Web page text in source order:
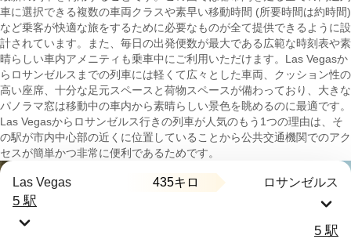
車に選択できる複数の車両クラスや素早い移動時間 (所要時間は約時間)
など乗客が快適な旅をするために必要なものが全て提供できるように設
計されています。また、毎日の出発便数が最大である広範な時刻表や素
晴らしい車内アメニティも乗車中にご利用いただけます。Las Vegasか
らロサンゼルスまでの列車には軽くて広々とした車両、クッション性の
高い座席、十分な足元スペースと荷物スペースが備わっており、大きな
パノラマ窓は移動中の車内から素晴らしい景色を眺めるのに最適です。
Las Vegasからロサンゼルス行きの列車が人気のもう1つの理由は、そ
の駅が市内中心部の近くに位置していることから公共交通機関でのアク
セスが簡単かつ非常に便利であるためです。
Las Vegas 435キロ ロサンゼルス
5 駅
5 駅